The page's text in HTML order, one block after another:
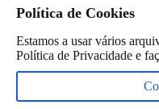
Política de Cookies
Estamos a usar vários
Política de Privacidade e